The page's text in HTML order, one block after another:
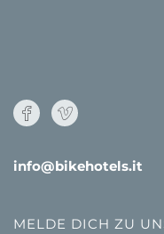
info@bikehotels.it
MELDE DICH ZU